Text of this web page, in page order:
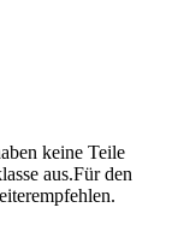
keine Teile
aus.Für den